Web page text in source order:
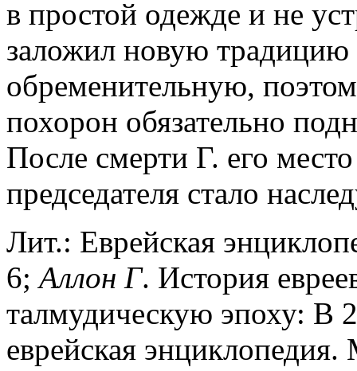
в простой одежде и не
заложил новую
обременительную,
похорон обязательно
После смерти Г. его
председателя стало
Лит.: Еврейская
6;Аллон Г. История
талмудическую эпоху: В
еврейская